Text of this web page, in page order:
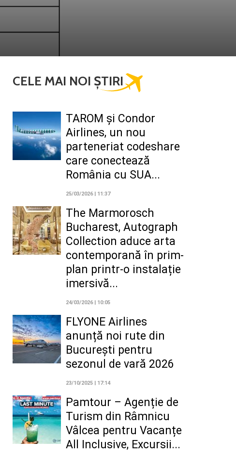
CELE MAI NOI ȘTIRI
TAROM şi Condor
Airlines, un nou
parteneriat codeshare
care conectează
România cu SUA...
25/03/2026 | 11:37
The Marmorosch
Bucharest, Autograph
Collection aduce arta
contemporană în prim-
plan printr-o instalație
imersivă...
24/03/2026 | 10:05
FLYONE Airlines
anunță noi rute din
București pentru
sezonul de vară 2026
23/10/2025 | 17:14
Pamtour – Agenție de
Turism din Râmnicu
Vâlcea pentru Vacanțe
All Inclusive, Excursii...